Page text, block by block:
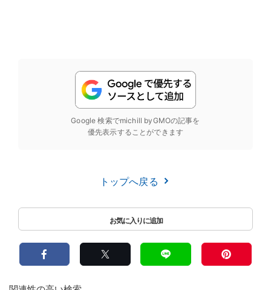
Google 検索でmichill byGMOの記事を
優先表示することができます
トップへ戻る